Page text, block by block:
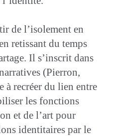
de l’isolement en
retissant du temps
Il s’inscrit dans
(Pierron,
recréer du lien entre
les fonctions
et de l’art pour
identitaires par le